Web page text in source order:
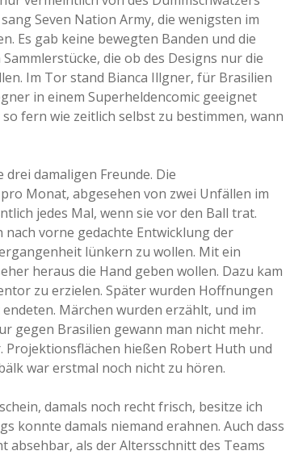
Seven Nation Army, die wenigsten im
Es gab keine bewegten Banden und die
die ob des Designs nur die
Im Tor stand Bianca Illgner, für Brasilien
in einem Superheldencomic geeignet
fern wie zeitlich selbst zu bestimmen, wann
damaligen Freunde. Die
Monat, abgesehen von zwei Unfällen im
jedes Mal, wenn sie vor den Ball trat.
vorne gedachte Entwicklung der
lünkern zu wollen. Mit ein
heraus die Hand geben wollen. Dazu kam
zu erzielen. Später wurden Hoffnungen
Märchen wurden erzählt, und im
gegen Brasilien gewann man nicht mehr.
hießen Robert Huth und
war erstmal noch nicht zu hören.
damals noch recht frisch, besitze ich
konnte damals niemand erahnen. Auch dass
absehbar, als der Altersschnitt des Teams